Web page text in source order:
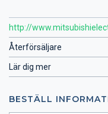
http://
Återförsäljare
Lär dig mer
BESTÄLL